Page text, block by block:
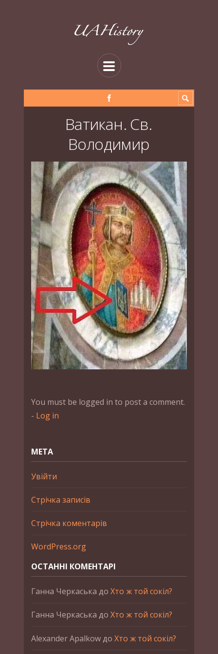
Ватикан. Св.
Володимир
You must be logged in to post a comment.
- Log in
МЕТА
Увійти
Стрічка записів
Стрічка коментарів
WordPress.org
ОСТАННІ КОМЕНТАРІ
Ганна Черкаська до Хто ж той сокіл?
Ганна Черкаська до Хто ж той сокіл?
Alexander Apalkowдо Хто ж той сокіл?